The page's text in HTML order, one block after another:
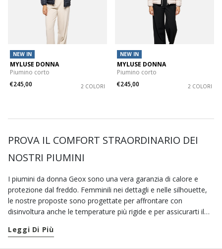
NEW IN
MYLUSE DONNA
Piumino corto
€245,00
2 COLORI
NEW IN
MYLUSE DONNA
Piumino corto
€245,00
2 COLORI
PROVA IL COMFORT STRAORDINARIO DEI
NOSTRI PIUMINI
I piumini da donna Geox sono una vera garanzia di calore e
protezione dal freddo. Femminili nei dettagli e nelle silhouette,
le nostre proposte sono progettate per affrontare con
disinvoltura anche le temperature più rigide e per assicurarti il
nostra selezione di
Leggi Di Più